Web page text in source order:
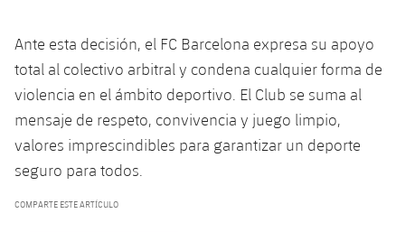
Accesibilidad
Ante esta decisión, el FC Barcelona expresa su apoyo
total al colectivo arbitral y condena cualquier forma de
violencia en el ámbito deportivo. El Club se suma al
mensaje de respeto, convivencia y juego limpio,
valores imprescindibles para garantizar un deporte
seguro para todos.
COMPARTE ESTE ARTÍCULO